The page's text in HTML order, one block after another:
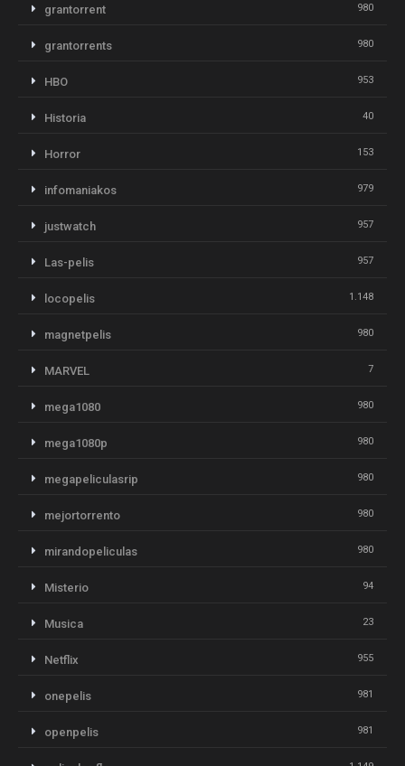
grantorrent 980
grantorrents 980
HBO 953
Historia 40
Horror 153
infomaniakos 979
justwatch 957
Las-pelis 957
locopelis 1.148
magnetpelis 980
MARVEL 7
mega1080 980
mega1080p 980
megapeliculasrip 980
mejortorrento 980
mirandopeliculas 980
Misterio 94
Musica 23
Netflix 955
onepelis 981
openpelis 981